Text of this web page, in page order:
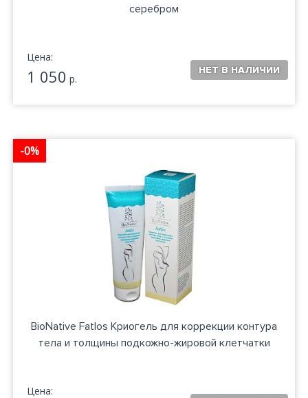
серебром
Цена:
1 050 р.
-0%
BioNative Fatlos Криогель для коррекции контура
тела и толщины подкожно-жировой клетчатки
Цена: